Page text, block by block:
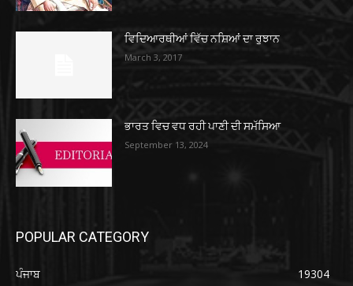
ਵਿਦਿਆਰਥੀਆਂ ਵਿੱਚ ਨਸ਼ਿਆਂ ਦਾ ਰੁਝਾਨ
March 3, 2017
ਭਾਰਤ ਵਿਚ ਵਧ ਰਹੀ ਪਾਣੀ ਦੀ ਸਮੱਸਿਆ
September 13, 2024
POPULAR CATEGORY
ਪੰਜਾਬ 19304